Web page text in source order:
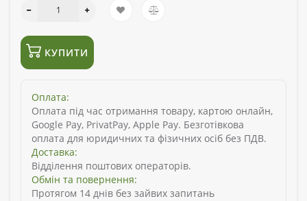
КУПИТИ
Оплата:
Оплата під час отримання товару, картою онлайн,
Google Pay, PrivatPay, Apple Pay. Безготівкова
оплата для юридичних та фізичних осіб без ПДВ.
Доставка:
Відділення поштових операторів.
Обмін та повернення:
Протягом 14 днів без зайвих запитань